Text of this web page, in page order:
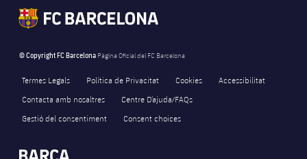
© Copyright FC Barcelona Pàgina Oficial del FC Barcelona
Termes Legals Política de Privacitat Cookies
Accessibilitat
Contacta amb nosaltres
Centre D’ajuda/FAQs
Gestió del consentiment
Consent choices